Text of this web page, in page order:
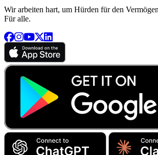
Wir arbeiten hart, um Hürden für den
Für alle.